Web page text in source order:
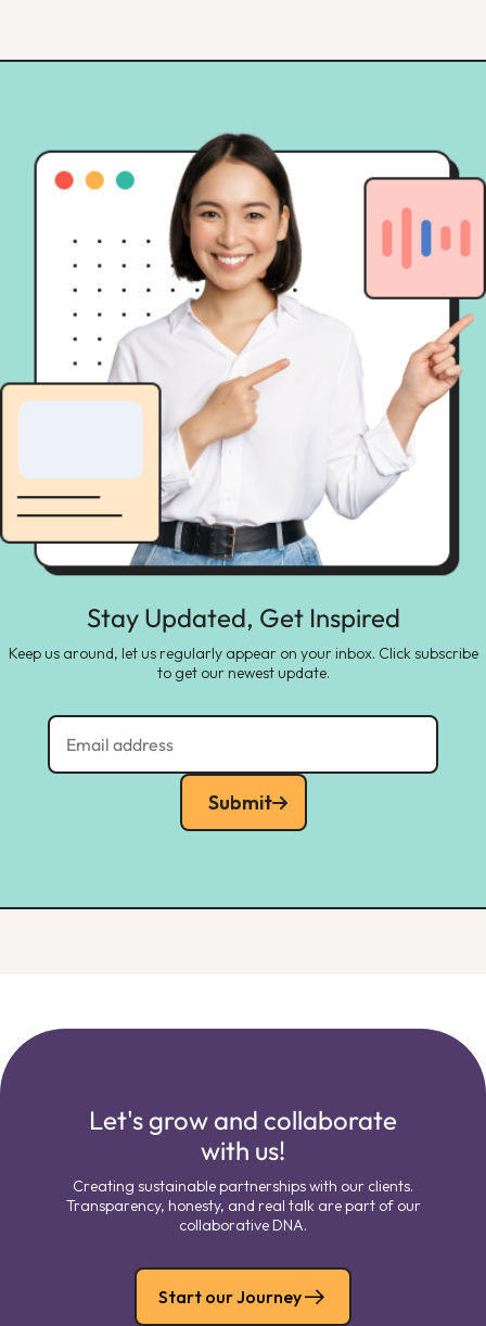
Stay Updated, Get Inspired
Keep us around, let us regularly appear on your inbox. Click subscribe
to get our newest update.
Submit
Let's grow and collaborate
with us!
Creating sustainable partnerships with our clients.
Transparency, honesty, and real talk are part of our
collaborative DNA.
Start our Journey